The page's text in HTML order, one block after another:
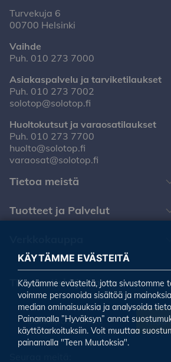
Turvekuja 6
00700 Helsinki
Vaihde
Puh. 010 273 7000
Asiakaspalvelu ja tarviketilaukset
Puh. 010 273 7002
solotop@solotop.fi
Huoltokutsut ja varaosatilaukset
Puh. 010 273 7700
huolto@solotop.fi
varaosat@solotop.fi
Tietoa meistä
Tuotteet ja Palvelut
Tilaa uutiskirjeemme
Tilaa
KÄYTÄMME EVÄSTEITÄ
Käytämme evästeitä, jotta sivustomme
voimme personoida sisältöä ja
median ominaisuuksia ja analysoida
Painamalla ”Hyväksyn” annat
käyttötarkoituksiin. Voit muuttaa
painamalla "Teen Muutoksia".